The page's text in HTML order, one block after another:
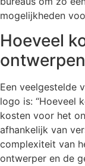
mogelijkheden
Hoeveel
Een veelgestelde
logo is: “Hoeveel
kosten voor het
afhankelijk van
complexiteit van
ontwerper en de